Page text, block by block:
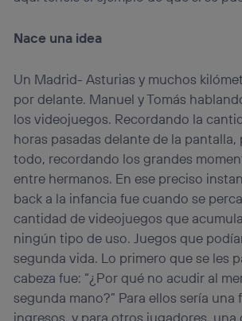
Nace una idea
Un Madrid- Asturias y muchos
por delante. Manuel y Tomás
los videojuegos. Recordando la
horas pasadas delante de la pantalla,
todo, recordando los grandes
entre hermanos. En ese preciso
back a la infancia fue cuando se
cantidad de videojuegos que
ningún tipo de uso. Juegos que
segunda vida. Lo primero que se les
cabeza fue: “¿Por qué no acudir al
segunda mano?” Para ellos sería una
ingresos, y para otros jugadores,
Puedes gestionar los consentimientos
visitando el portal de privacidad de Utiq